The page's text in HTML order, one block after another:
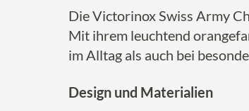
Die Victorinox Swiss Army
Mit ihrem leuchtend
im Alltag als auch bei
Design und Materialien